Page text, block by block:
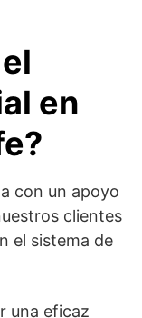
en
con un apoyo
clientes
el sistema de
una eficaz